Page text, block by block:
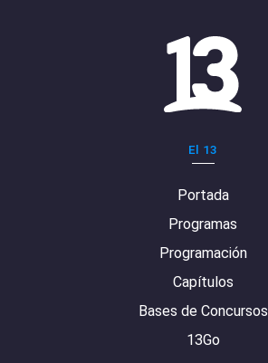
El 13
Portada
Programas
Programación
Capítulos
Bases de Concursos
13Go